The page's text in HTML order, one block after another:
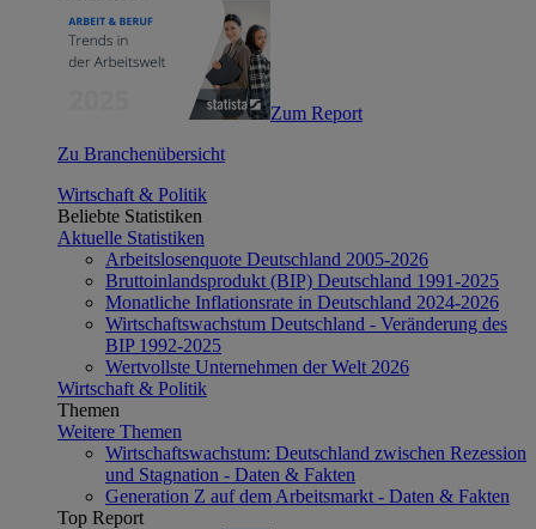
Zum Report
Zu Branchenübersicht
Wirtschaft & Politik
Beliebte Statistiken
Aktuelle Statistiken
Arbeitslosenquote Deutschland 2005-2026
Bruttoinlandsprodukt (BIP) Deutschland 1991-2025
Monatliche Inflationsrate in Deutschland 2024-2026
Wirtschaftswachstum Deutschland - Veränderung des
BIP 1992-2025
Wertvollste Unternehmen der Welt 2026
Wirtschaft & Politik
Themen
Weitere Themen
Wirtschaftswachstum: Deutschland zwischen Rezession
und Stagnation - Daten & Fakten
Generation Z auf dem Arbeitsmarkt - Daten & Fakten
Top Report